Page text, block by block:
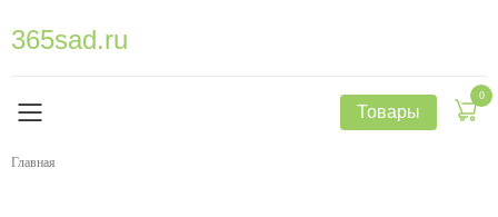
365sad.ru
Товары
0
Главная